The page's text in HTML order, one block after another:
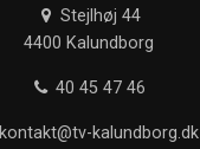
Stejlhøj 44
4400 Kalundborg
40 45 47 46
kontakt@tv-kalundborg.dk